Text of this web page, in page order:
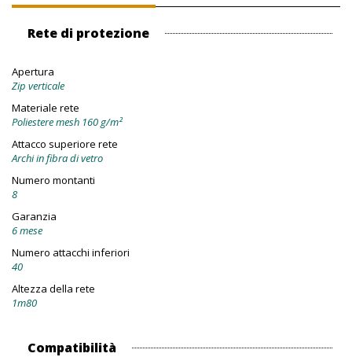
Rete di protezione
Apertura
Zip verticale
Materiale rete
Poliestere mesh 160 g/m²
Attacco superiore rete
Archi in fibra di vetro
Numero montanti
8
Garanzia
6 mese
Numero attacchi inferiori
40
Altezza della rete
1m80
Compatibilità